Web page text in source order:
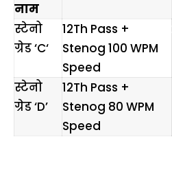
नाम
स्टेनो
ग्रेड ‘C‘
12Th Pass +
Stenog 100 WPM
Speed
स्टेनो
ग्रेड ‘D’
12Th Pass +
Stenog 80 WPM
Speed